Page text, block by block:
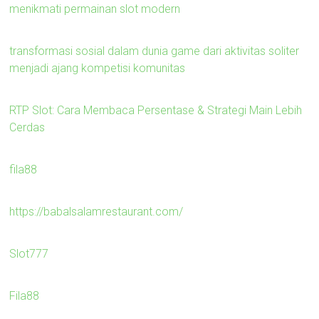
menikmati permainan slot modern
transformasi sosial dalam dunia game dari aktivitas soliter
menjadi ajang kompetisi komunitas
RTP Slot: Cara Membaca Persentase & Strategi Main Lebih
Cerdas
fila88
https://babalsalamrestaurant.com/
Slot777
Fila88